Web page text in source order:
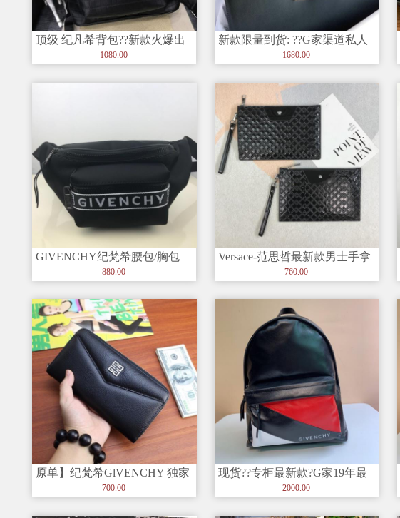
顶级 纪凡希背包??新款火爆出
货拉（?实物拍照、无添加任何
1080.00
新款限量到货: ??G家渠道私人
订制款、一款不知道的Kell
1680.00
GIVENCHY纪梵希腰包/胸包
尼龙布制作，包身主构造为拉
880.00
Versace-范思哲最新款男士手拿
包?采用小牛皮制作 原版
760.00
原单】纪梵希GlVENCHY 独家
新款??【型号】1048
700.00
现货??专柜最新款?G家19年最
新款油蜡牛皮双肩背 潮流时尚
2000.00